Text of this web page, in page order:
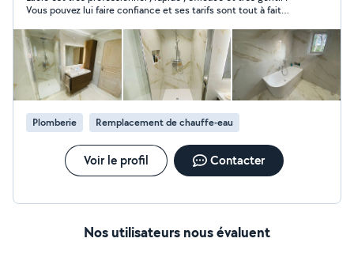
douche, douches italiennes, baignoires, meubles-
vasque. -Dépannages / débouchage. -Recherche +
Réparation de fuites. -Pose de carrelage et faïence.
N'hésitez pas à me contacter, je me ferai un plaisir de
vous aider :)
Vous pouvez lui faire confiance et ses tarifs sont tout à fait
Plomberie Remplacement de chauffe-eau
Voir le profil Contacter
Nos utilisateurs nous évaluent